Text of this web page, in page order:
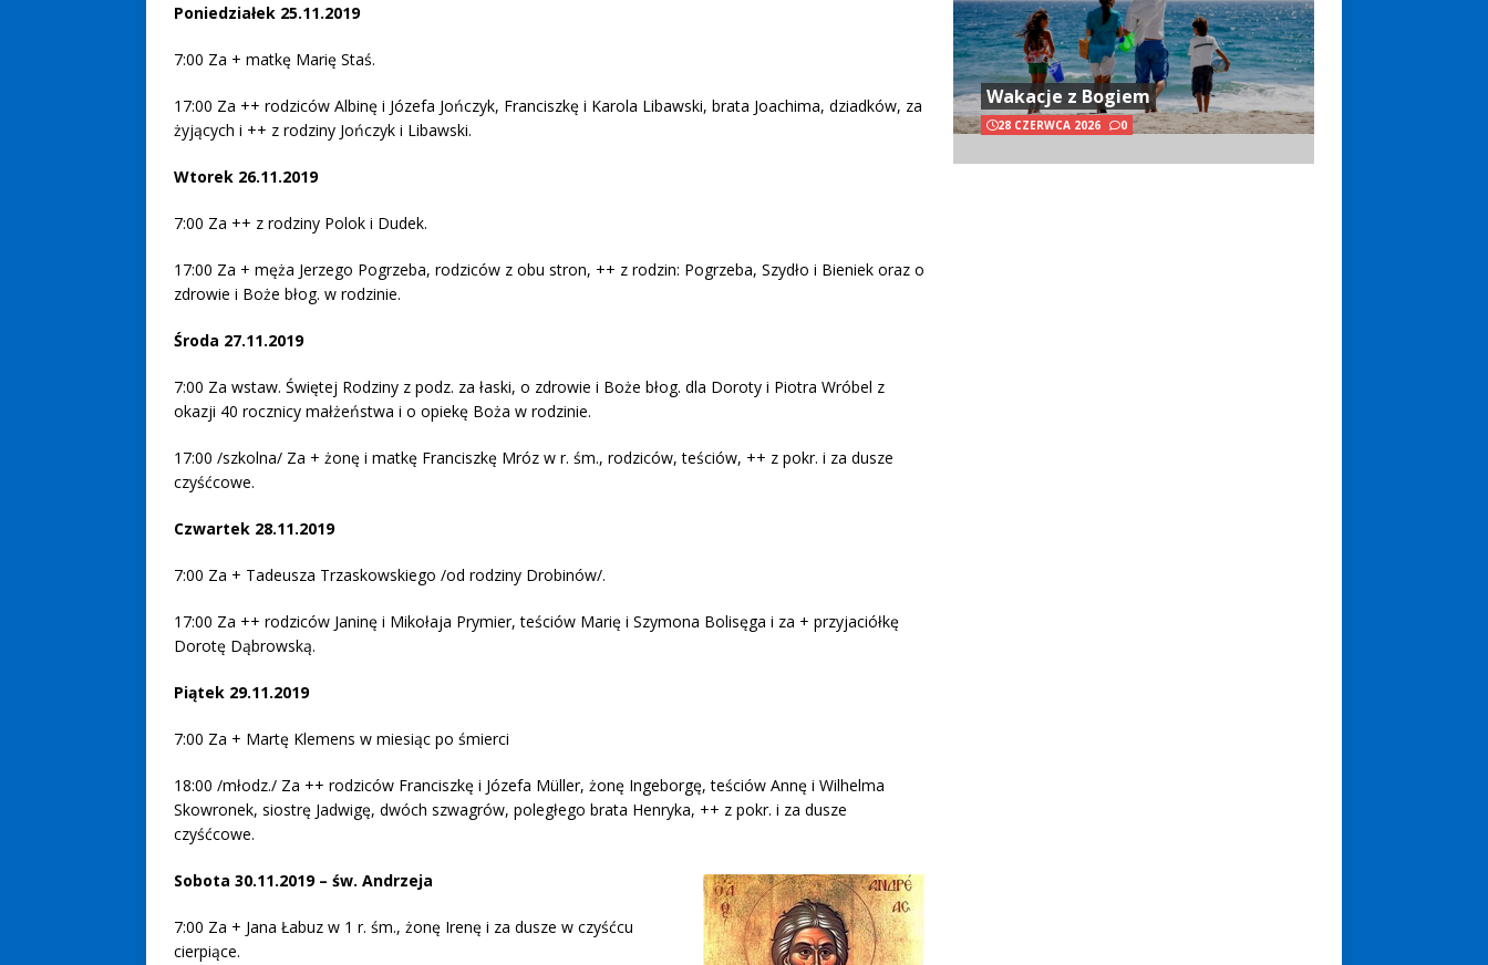
Poniedziałek 25.11.2019
7:00 Za + matkę Marię Staś.
17:00 Za ++ rodziców Albinę i Józefa Jończyk, Franciszkę i Karola Libawski, brata Joachima, dziadków, za
żyjących i ++ z rodziny Jończyk i Libawski.
Wtorek 26.11.2019
7:00 Za ++ z rodziny Polok i Dudek.
17:00 Za + męża Jerzego Pogrzeba, rodziców z obu stron, ++ z rodzin: Pogrzeba, Szydło i Bieniek oraz o
zdrowie i Boże błog. w rodzinie.
Środa 27.11.2019
7:00 Za wstaw. Świętej Rodziny z podz. za łaski, o zdrowie i Boże błog. dla Doroty i Piotra Wróbel z
okazji 40 rocznicy małżeństwa i o opiekę Boża w rodzinie.
17:00 /szkolna/ Za + żonę i matkę Franciszkę Mróz w r. śm., rodziców, teściów, ++ z pokr. i za dusze
czyśćcowe.
Czwartek 28.11.2019
7:00 Za + Tadeusza Trzaskowskiego /od rodziny Drobinów/.
17:00 Za ++ rodziców Janinę i Mikołaja Prymier, teściów Marię i Szymona Bolisęga i za + przyjaciółkę
Dorotę Dąbrowską.
Piątek 29.11.2019
7:00 Za + Martę Klemens w miesiąc po śmierci
18:00 /młodz./ Za ++ rodziców Franciszkę i Józefa Müller, żonę Ingeborgę, teściów Annę i Wilhelma
Skowronek, siostrę Jadwigę, dwóch szwagrów, poległego brata Henryka, ++ z pokr. i za dusze
czyśćcowe.
Sobota 30.11.2019 – św. Andrzeja
7:00 Za + Jana Łabuz w 1 r. śm., żonę Irenę i za dusze w czyśćcu
cierpiące.
Wakacje z Bogiem
28 CZERWCA 2026 0